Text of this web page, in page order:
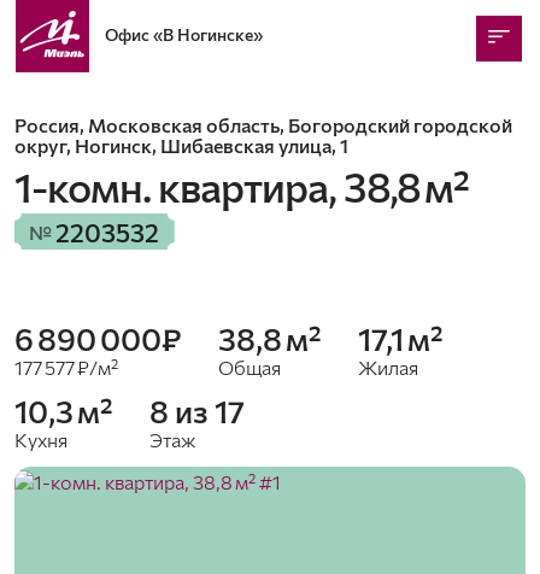
Офис«В Ногинске»
Россия, Московская область, Богородский городской
округ, Ногинск, Шибаевская улица, 1
1-комн. квартира,38,8 м²
№ 2203532
6 890 000₽
177 577 ₽/м²
38,8 м²
Общая
17,1 м²
Жилая
10,3 м²
Кухня
8 из 17
Этаж